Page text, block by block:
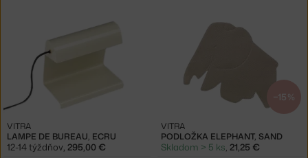
LAMPE DE BUREAU, ECRU
VITRA
12-14 týždňov, 295,00 €
−15 %
PODLOŽKA ELEPHANT, SAND
VITRA
Skladom > 5 ks, 21,25 €